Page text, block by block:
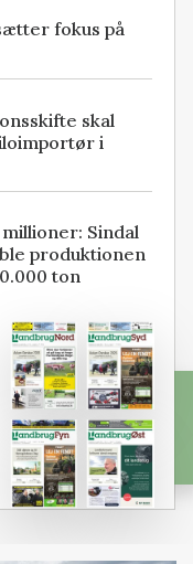
fokus på
skal
i
Sindal
produktionen
ton